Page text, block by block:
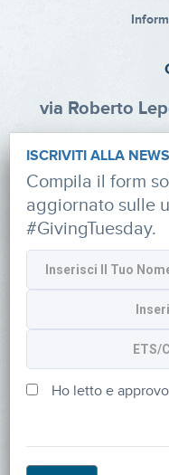
via Roberto
Tel:
CF:
ISCRIVITI ALLA
Compila il form
aggiornato sulle
#GivingTuesday.
Ho letto e